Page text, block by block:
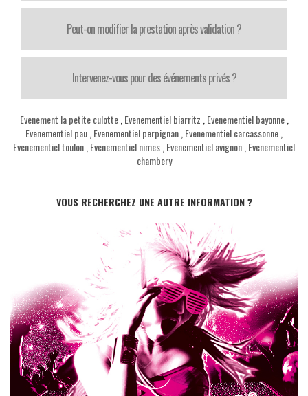
Peut-on modifier la prestation après validation ?
Intervenez-vous pour des événements privés ?
Evenement la petite culotte, Evenementiel biarritz Evenementiel bayonne,
Evenementiel pau Evenementiel perpignan Evenementiel carcassonne
Evenementiel toulon Evenementiel nimes Evenementiel avignon Evenementiel
chambery
VOUS RECHERCHEZ UNE AUTRE INFORMATION ?